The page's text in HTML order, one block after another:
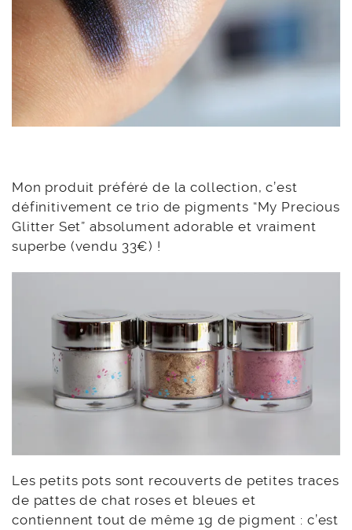
Mon produit préféré de la collection, c’est
définitivement ce trio de pigments “My Precious
Glitter Set” absolument adorable et vraiment
superbe (vendu 33€) !
Les petits pots sont recouverts de petites traces
de pattes de chat roses et bleues et
contiennent tout de même 1g de pigment : c’est